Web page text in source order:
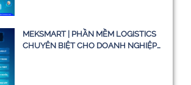
MEKSMART | PHẦN MỀM LOGISTICS
CHUYÊN BIỆT CHO DOANH NGHIỆP